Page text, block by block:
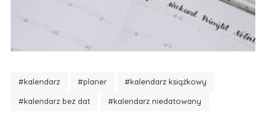
#kalendarz #planer #kalendarz książkowy
#kalendarz bez dat #kalendarz niedatowany